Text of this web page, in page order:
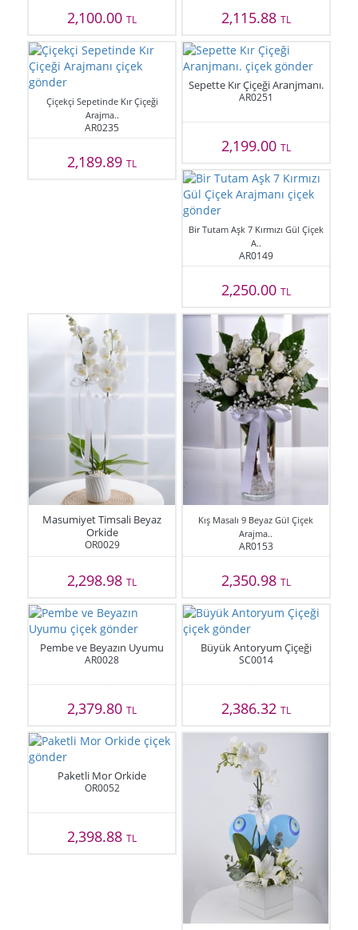
2,100.00TL 2,115.88 TL
Çiçekçi Sepetinde Kır Çiçeği
Arajma..
AR0235
2,189.89TL
Sepette Kır Çiçeği Aranjmanı.
AR0251
2,199.00 TL
Bir Tutam Aşk 7 Kırmızı Gül Çiçek
A..
AR0149
2,250.00 TL
Masumiyet Timsali Beyaz
Orkide
OR0029
2,298.98TL
Kış Masalı 9 Beyaz Gül Çiçek
Arajma..
AR0153
2,350.98 TL
Pembe ve Beyazın Uyumu
AR0028
2,379.80TL
Büyük Antoryum Çiçeği
SC0014
2,386.32 TL
Paketli Mor Orkide
OR0052
2,398.88TL